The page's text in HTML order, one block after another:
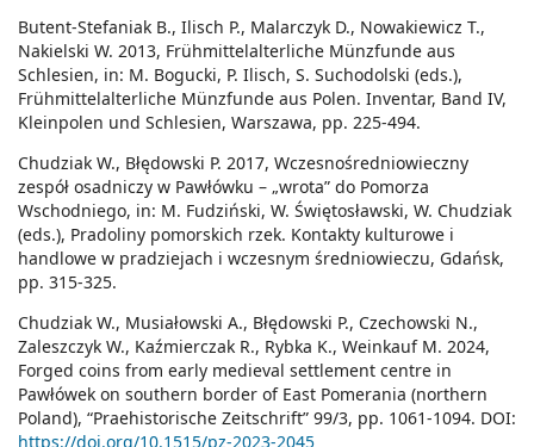
Butent-Stefaniak B., Ilisch P., Malarczyk D., Nowakiewicz T.,
Nakielski W. 2013, Frühmittelalterliche Münzfunde aus
Schlesien, in: M. Bogucki, P. Ilisch, S. Suchodolski (eds.),
Frühmittelalterliche Münzfunde aus Polen. Inventar, Band IV,
Kleinpolen und Schlesien, Warszawa, pp. 225-494.
Chudziak W., Błędowski P. 2017, Wczesnośredniowieczny
zespół osadniczy w Pawłówku – „wrota” do Pomorza
Wschodniego, in: M. Fudziński, W. Świętosławski, W. Chudziak
(eds.), Pradoliny pomorskich rzek. Kontakty kulturowe i
handlowe w pradziejach i wczesnym średniowieczu, Gdańsk,
pp. 315-325.
Chudziak W., Musiałowski A., Błędowski P., Czechowski N.,
Zaleszczyk W., Kaźmierczak R., Rybka K., Weinkauf M. 2024,
Forged coins from early medieval settlement centre in
Pawłówek on southern border of East Pomerania (northern
Poland), “Praehistorische Zeitschrift” 99/3, pp. 1061-1094. DOI:
https://doi.org/10.1515/pz-2023-2045